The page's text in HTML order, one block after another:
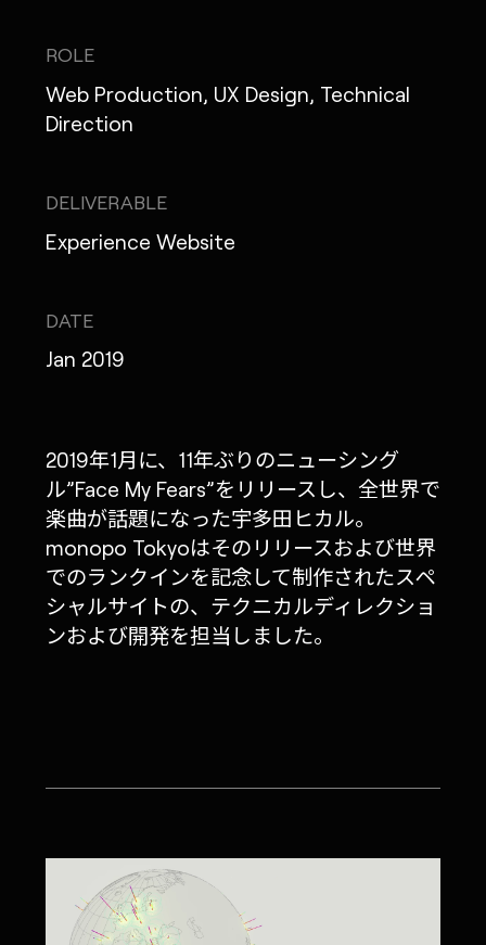
MONOPO LONDON
MONOPO PARIS
ATELIER
ROLE
Web Production, UX Design, Technical
Direction
DELIVERABLE
Experience Website
DATE
Jan 2019
2019年1月に、11年ぶりのニューシング
ル”Face My Fears”をリリースし、全世界で
楽曲が話題になった宇多田ヒカル。
monopo Tokyoはそのリリースおよび世界
でのランクインを記念して制作されたスペ
シャルサイトの、テクニカルディレクショ
ンおよび開発を担当しました。